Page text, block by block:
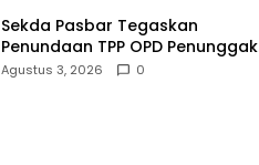
Sekda Pasbar Tegaskan
Penundaan TPP OPD Penunggak
Pajak Kendaraan Dinas
Agustus 3, 2026 0